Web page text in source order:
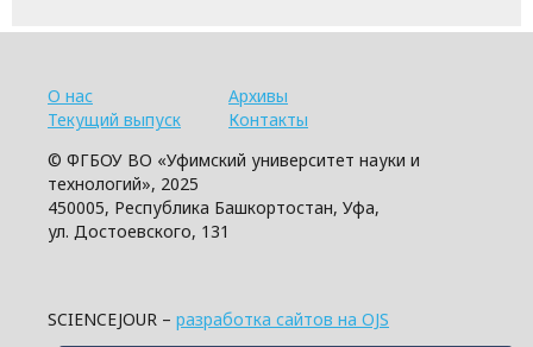
О нас
Текущий выпуск
Архивы
Контакты
© ФГБОУ ВО «Уфимский университет науки и
технологий», 2025
450005, Республика Башкортостан, Уфа,
ул. Достоевского, 131
SCIENCEJOUR – разработка сайтов на OJS